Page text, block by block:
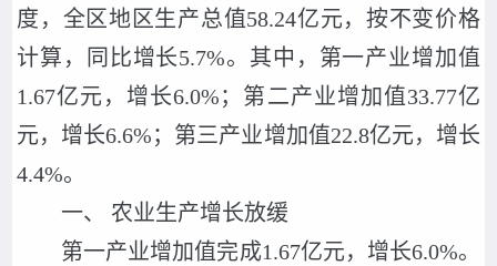
度，全区地区生产总值58.24亿元，按不变价格
计算，同比增长5.7%。其中，第一产业增加值
1.67亿元，增长6.0%；第二产业增加值33.77亿
元，增长6.6%；第三产业增加值22.8亿元，增长
4.4%。
一、 农业生产增长放缓
第一产业增加值完成1.67亿元，增长6.0%。